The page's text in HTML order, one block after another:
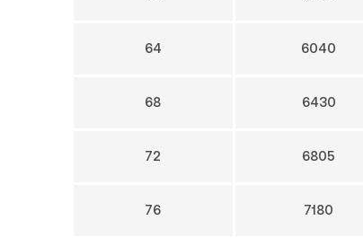
64
68
72
76
6040
6430
6805
7180